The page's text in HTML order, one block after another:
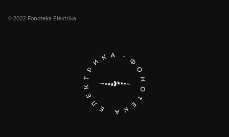
© 2022 Fonoteka Elektrika